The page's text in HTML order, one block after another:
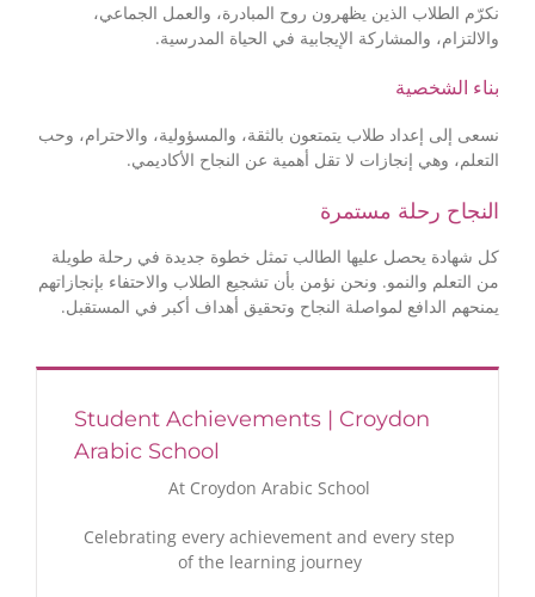
نكرّم الطلاب الذين يظهرون روح المبادرة، والعمل الجماعي،
والالتزام، والمشاركة الإيجابية في الحياة المدرسية.
بناء الشخصية
نسعى إلى إعداد طلاب يتمتعون بالثقة، والمسؤولية، والاحترام، وحب
التعلم، وهي إنجازات لا تقل أهمية عن النجاح الأكاديمي.
النجاح رحلة مستمرة
كل شهادة يحصل عليها الطالب تمثل خطوة جديدة في رحلة طويلة
من التعلم والنمو. ونحن نؤمن بأن تشجيع الطلاب والاحتفاء بإنجازاتهم
يمنحهم الدافع لمواصلة النجاح وتحقيق أهداف أكبر في المستقبل.
Student Achievements | Croydon
Arabic School
At Croydon Arabic School
Celebrating every achievement and every step
of the learning journey